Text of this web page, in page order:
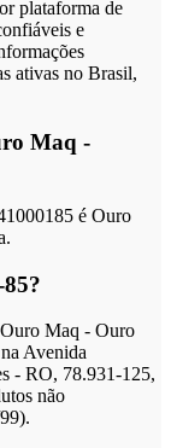
plataforma de
e
ativas no Brasil,
Maq -
é Ouro
Maq - Ouro
Avenida
- RO, 78.931-125,
não